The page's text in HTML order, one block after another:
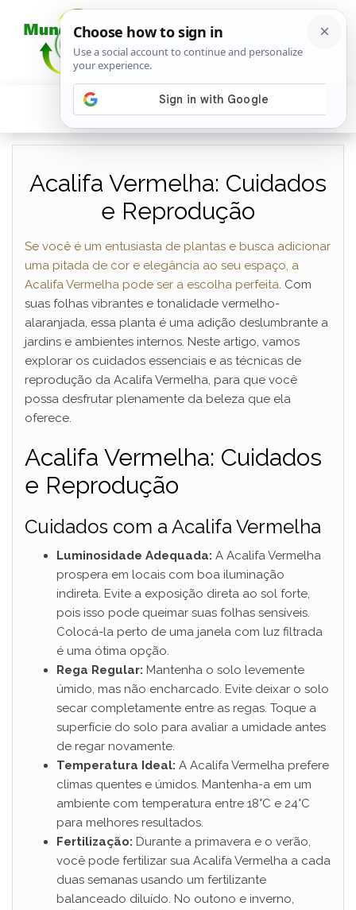
Acalifa Vermelha: Cuidados
e Reprodução
Se você é um entusiasta de plantas e busca adicionar
uma pitada de cor e elegância ao seu espaço, a
Acalifa Vermelha pode ser a escolha perfeita. Com
suas folhas vibrantes e tonalidade vermelho-
alaranjada, essa planta é uma adição deslumbrante a
jardins e ambientes internos. Neste artigo, vamos
explorar os cuidados essenciais e as técnicas de
reprodução da Acalifa Vermelha, para que você
possa desfrutar plenamente da beleza que ela
oferece.
Acalifa Vermelha: Cuidados
e Reprodução
Cuidados com a Acalifa Vermelha
Luminosidade Adequada: A Acalifa Vermelha
prospera em locais com boa iluminação
indireta. Evite a exposição direta ao sol forte,
pois isso pode queimar suas folhas sensíveis.
Colocá-la perto de uma janela com luz filtrada
é uma ótima opção.
Rega Regular: Mantenha o solo levemente
úmido, mas não encharcado. Evite deixar o solo
secar completamente entre as regas. Toque a
superfície do solo para avaliar a umidade antes
de regar novamente.
Temperatura Ideal: A Acalifa Vermelha prefere
climas quentes e úmidos. Mantenha-a em um
ambiente com temperatura entre 18°C e 24°C
para melhores resultados.
Fertilização: Durante a primavera e o verão,
você pode fertilizar sua Acalifa Vermelha a cada
duas semanas usando um fertilizante
balanceado diluído. No outono e inverno,